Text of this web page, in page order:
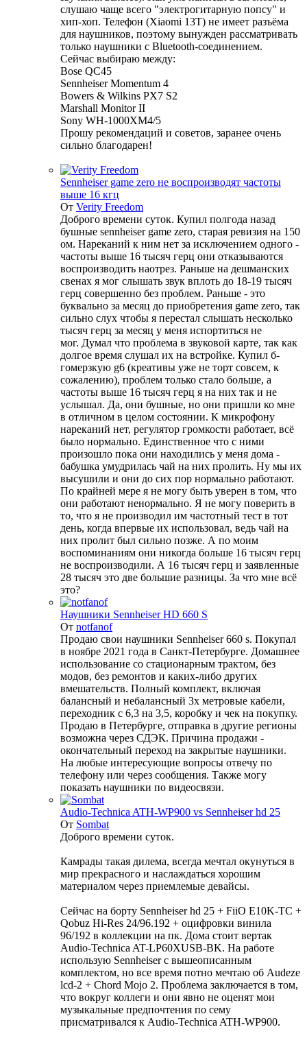
слушаю чаще всего "электрогитарную попсу" и
хип-хоп. Телефон (Xiaomi 13T) не имеет разъёма
для наушников, поэтому вынужден рассматривать
только наушники с Bluetooth-соединением.
Сейчас выбираю между:
Bose QC45
Sennheiser Momentum 4
Bowers & Wilkins PX7 S2
Marshall Monitor II
Sony WH-1000XM4/5
Прошу рекомендаций и советов, заранее очень
сильно благодарен!
Sennheiser game zero не воспроизводят частоты
выше 16 кгц
От Verity Freedom
Доброго времени суток. Купил полгода назад
бушные sennheiser game zero, старая ревизия на 150
ом. Нареканий к ним нет за исключением одного -
частоты выше 16 тысяч герц они отказываются
воспроизводить наотрез. Раньше на дешманских
свенах я мог слышать звук вплоть до 18-19 тысяч
герц совершенно без проблем. Раньше - это
буквально за месяц до приобретения game zero, так
сильно слух чтобы я перестал слышать несколько
тысяч герц за месяц у меня испортиться не
мог. Думал что проблема в звуковой карте, так как
долгое время слушал их на встройке. Купил б-
гомерзкую g6 (креативы уже не торт совсем, к
сожалению), проблем только стало больше, а
частоты выше 16 тысяч герц я на них так и не
услышал. Да, они бушные, но они пришли ко мне
в отличном в целом состоянии. К микрофону
нареканий нет, регулятор громкости работает, всё
было нормально. Единственное что с ними
произошло пока они находились у меня дома -
бабушка умудрилась чай на них пролить. Ну мы их
высушили и они до сих пор нормально работают.
По крайней мере я не могу быть уверен в том, что
они работают ненормально. Я не могу поверить в
то, что я не производил им частотный тест в тот
день, когда впервые их использовал, ведь чай на
них пролит был сильно позже. А по моим
воспоминаниям они никогда больше 16 тысяч герц
не воспроизводили. А 16 тысяч герц и заявленные
28 тысяч это две большие разницы. За что мне всё
это?
Наушники Sennheiser HD 660 S
От notfanof
Продаю свои наушники Sennheiser 660 s. Покупал
в ноябре 2021 года в Санкт-Петербурге. Домашнее
использование со стационарным трактом, без
модов, без ремонтов и каких-либо других
вмешательств. Полный комплект, включая
балансный и небалансный 3х метровые кабели,
переходник с 6,3 на 3,5, коробку и чек на покупку.
Продаю в Петербурге, отправка в другие регионы
возможна через СДЭК. Причина продажи -
окончательный переход на закрытые наушники.
На любые интересующие вопросы отвечу по
телефону или через сообщения. Также могу
показать наушники по видеосвязи.
Audio-Technica ATH-WP900 vs Sennheiser hd 25
От Sombat
Доброго времени суток.
Камрады такая дилема, всегда мечтал окунуться в
мир прекрасного и наслаждаться хорошим
материалом через приемлемые девайсы.
Сейчас на борту Sennheiser hd 25 + FiiO E10K-TC +
Qobuz Hi-Res 24/96.192 + оцифровки винила
96/192 в коллекции на пк. Дома стоит вертак
Audio-Technica AT-LP60XUSB-BK. На работе
использую Sennheiser с вышеописанным
комплектом, но все время потно мечтаю об Audeze
lcd-2 + Chord Mojo 2. Проблема заключается в том,
что вокруг коллеги и они явно не оценят мои
музыкальные предпочтения по сему
присматривался к Audio-Technica ATH-WP900.